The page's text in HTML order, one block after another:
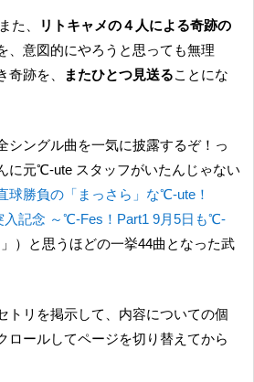
た、
リトキャメの４人による奇跡の
、意図的にやろうと思っても無理
奇跡を、
またひとつ見送ることにな
に元℃-ute スタッフがいたんじゃない
球勝負の「まっさら」な℃-ute！
入記念 ～℃-Fes！Part1 9月5日も℃-
」）と思うほどの一挙44曲となった武
ロールしてページを切り替えてから